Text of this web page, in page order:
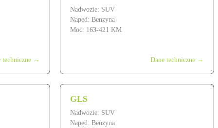
techniczne →
Nadwozie: SUV
Napęd: Benzyna
Moc: 163-421 KM
Dane techniczne →
GLS
Nadwozie: SUV
Napęd: Benzyna